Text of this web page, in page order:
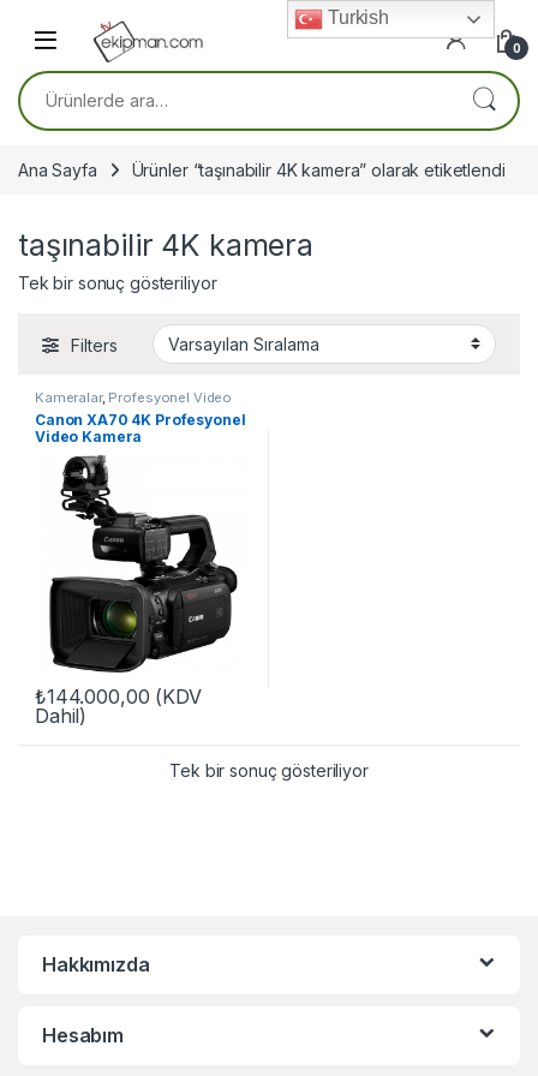
0
Ara:
Ana Sayfa Ürünler “taşınabilir 4K kamera” olarak etiketlendi
taşınabilir 4K kamera
Tek bir sonuç gösteriliyor
Filters
Kameralar, Profesyonel Video
Kameraları
Canon XA70 4K Profesyonel
Video Kamera
₺144.000,00 (KDV
Dahil)
Tek bir sonuç gösteriliyor
Hakkımızda
Hesabım
Turkish